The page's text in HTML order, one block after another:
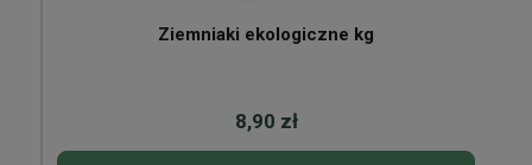
Ziemniaki ekologiczne kg
8,90 zł